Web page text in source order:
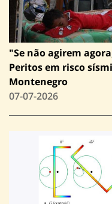
"Se não agirem
Peritos em risco
Montenegro
07-07-2026